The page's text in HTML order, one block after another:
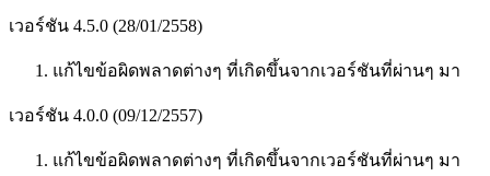
เวอร์ชัน 4.5.0 (28/01/2558)
แก้ไขข้อผิดพลาดต่างๆ ที่เกิดขึ้นจากเวอร์ชันที่ผ่านๆ มา
เวอร์ชัน 4.0.0 (09/12/2557)
แก้ไขข้อผิดพลาดต่างๆ ที่เกิดขึ้นจากเวอร์ชันที่ผ่านๆ มา